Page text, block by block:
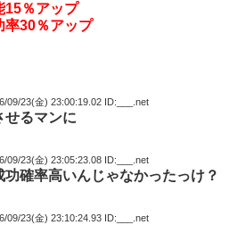
15％アップ
率30％アップ
09/23(金) 23:00:19.02 ID:___.net
せるマンに
09/23(金) 23:05:23.08 ID:___.net
確率高いんじゃなかったっけ？
09/23(金) 23:10:24.93 ID:___.net